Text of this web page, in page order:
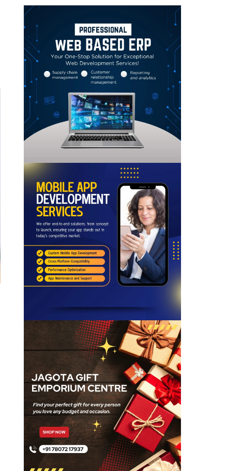
Linkedin Email